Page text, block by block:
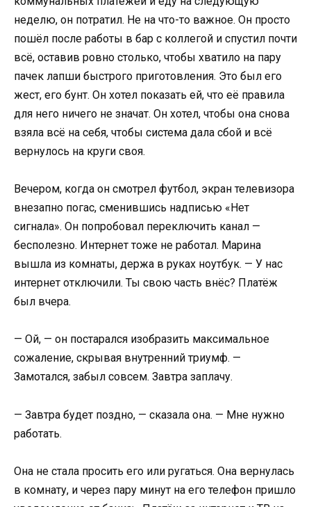
неделю, он потратил. Не на что-то важное. Он просто
пошёл после работы в бар с коллегой и спустил почти
всё, оставив ровно столько, чтобы хватило на пару
пачек лапши быстрого приготовления. Это был его
жест, его бунт. Он хотел показать ей, что её правила
для него ничего не значат. Он хотел, чтобы она снова
взяла всё на себя, чтобы система дала сбой и всё
вернулось на круги своя.
Вечером, когда он смотрел футбол, экран телевизора
внезапно погас, сменившись надписью «Нет
сигнала». Он попробовал переключить канал —
бесполезно. Интернет тоже не работал. Марина
вышла из комнаты, держа в руках ноутбук. — У нас
интернет отключили. Ты свою часть внёс? Платёж
был вчера.
— Ой, — он постарался изобразить максимальное
сожаление, скрывая внутренний триумф. —
Замотался, забыл совсем. Завтра заплачу.
— Завтра будет поздно, — сказала она. — Мне нужно
работать.
Она не стала просить его или ругаться. Она вернулась
в комнату, и через пару минут на его телефон пришло